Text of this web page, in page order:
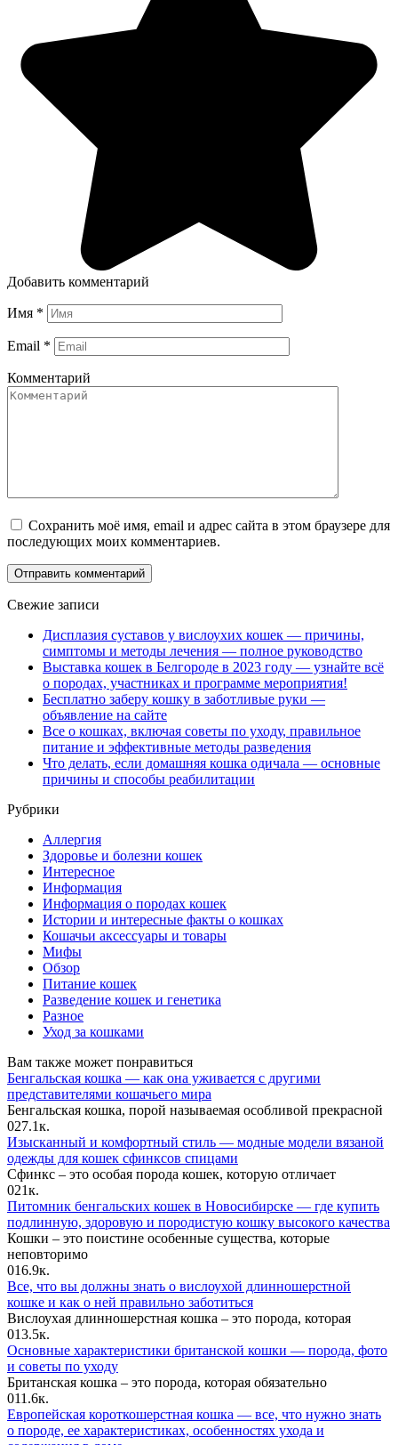
Добавить комментарий
Имя *
Email *
Комментарий
Сохранить моё имя, email и адрес сайта в этом браузере для
последующих моих комментариев.
Свежие записи
Дисплазия суставов у вислоухих кошек — причины,
симптомы и методы лечения — полное руководство
Выставка кошек в Белгороде в 2023 году — узнайте всё
о породах, участниках и программе мероприятия!
Бесплатно заберу кошку в заботливые руки —
объявление на сайте
Все о кошках, включая советы по уходу, правильное
питание и эффективные методы разведения
Что делать, если домашняя кошка одичала — основные
причины и способы реабилитации
Рубрики
Аллергия
Здоровье и болезни кошек
Интересное
Информация
Информация о породах кошек
Истории и интересные факты о кошках
Кошачьи аксессуары и товары
Мифы
Обзор
Питание кошек
Разведение кошек и генетика
Разное
Уход за кошками
Вам также может понравиться
Бенгальская кошка — как она уживается с другими
представителями кошачьего мира
Бенгальская кошка, порой называемая особливой прекрасной
027.1к.
Изысканный и комфортный стиль — модные модели вязаной
одежды для кошек сфинксов спицами
Сфинкс – это особая порода кошек, которую отличает
021к.
Питомник бенгальских кошек в Новосибирске — где купить
подлинную, здоровую и породистую кошку высокого качества
Кошки – это поистине особенные существа, которые
неповторимо
016.9к.
Все, что вы должны знать о вислоухой длинношерстной
кошке и как о ней правильно заботиться
Вислоухая длинношерстная кошка – это порода, которая
013.5к.
Основные характеристики британской кошки — порода, фото
и советы по уходу
Британская кошка – это порода, которая обязательно
011.6к.
Европейская короткошерстная кошка — все, что нужно знать
о породе, ее характеристиках, особенностях ухода и